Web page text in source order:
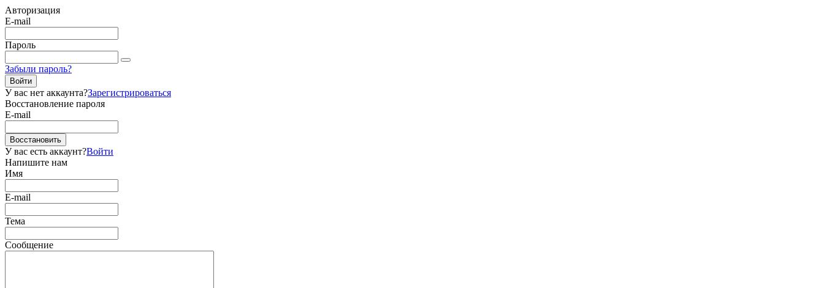
Авторизация
E-mail
Пароль
Забыли пароль?
Войти
У вас нет аккаунта?Зарегистрироваться
Восстановление пароля
E-mail
Восстановить
У вас есть аккаунт?Войти
Напишите нам
Имя
E-mail
Тема
Сообщение